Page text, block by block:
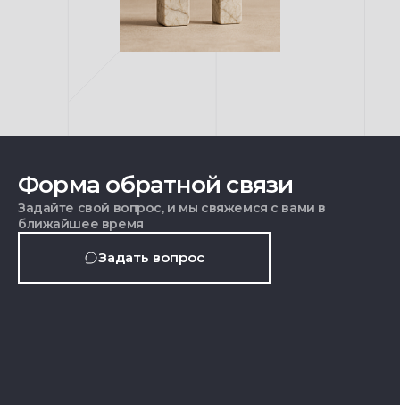
Форма обратной связи
Задайте свой вопрос, и мы свяжемся с вами в
ближайшее время
Задать вопрос